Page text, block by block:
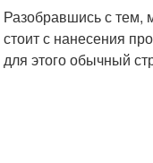
Разобравшись с тем,
стоит с нанесения
для этого обычный